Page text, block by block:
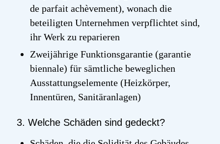
de parfait achèvement), wonach die
beteiligten Unternehmen verpflichtet sind,
ihr Werk zu reparieren
Zweijährige Funktionsgarantie (garantie
biennale) für sämtliche beweglichen
Ausstattungselemente (Heizkörper,
Innentüren, Sanitäranlagen)
3. Welche Schäden sind gedeckt?